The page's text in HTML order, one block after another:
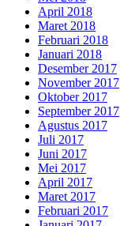
April 2018
Maret 2018
Februari 2018
Januari 2018
Desember 2017
November 2017
Oktober 2017
September 2017
Agustus 2017
Juli 2017
Juni 2017
Mei 2017
April 2017
Maret 2017
Februari 2017